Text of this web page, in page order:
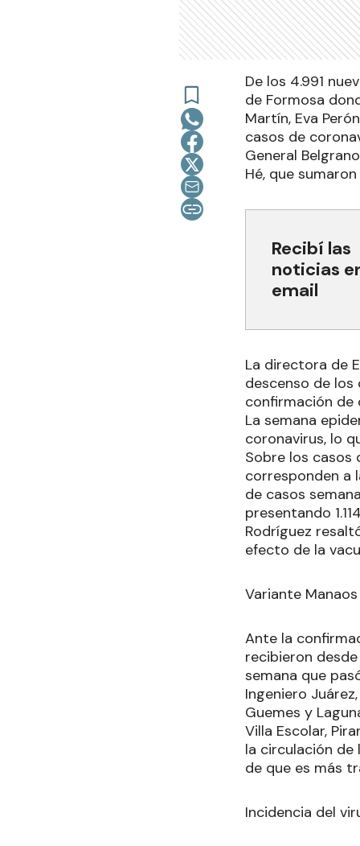
De los 4.991
de Formosa
Martín, Eva
casos de
General
Hé, que
Recibí las
noticias
email
La directora de
descenso de
confirmación de
La semana
coronavirus, lo
Sobre los casos
corresponden a
de casos
presentando
Rodríguez
efecto de la
Variante Manaos
Ante la
recibieron
semana que
Ingeniero
Guemes y
Villa Escolar,
la circulación
de que es más
Incidencia del